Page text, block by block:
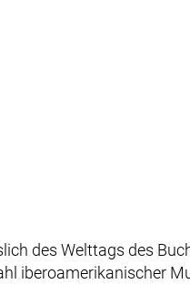
(öffnet neues Fenster)
des Welttags des
iberoamerikanischer